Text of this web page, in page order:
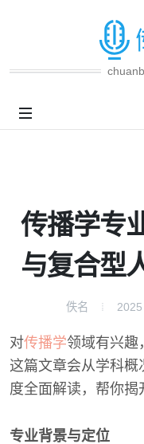
传播学专
与复合型
佚名
对传播学领域有兴趣
这篇文章会从学科概
度全面解读，帮你揭
专业背景与定位